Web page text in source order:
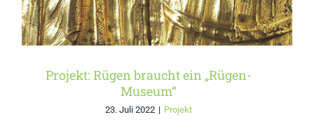
Projekt: Rügen braucht ein „Rügen-
Museum“
23. Juli 2022 | Projekt